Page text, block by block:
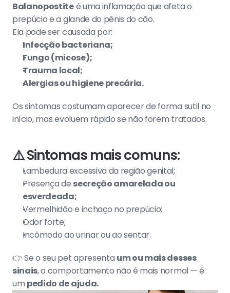
Balanopostite é uma inflamação que afeta o
prepúcio e a glande do pênis do cão.
Ela pode ser causada por:
Infecção bacteriana;
Fungo (micose);
Trauma local;
Alergias ou higiene precária.
Os sintomas costumam aparecer de forma sutil no
início, mas evoluem rápido se não forem tratados.
⚠️ Sintomas mais comuns:
Lambedura excessiva da região genital;
Presença de secreção amarelada ou
esverdeada;
Vermelhidão e inchaço no prepúcio;
Odor forte;
Incômodo ao urinar ou ao sentar.
👉 Se o seu pet apresenta um ou mais desses
sinais, o comportamento não é mais normal — é
um pedido de ajuda.